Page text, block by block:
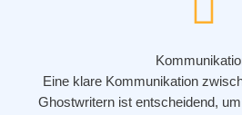
Eine klare Kommunikation
Ghostwritern ist entscheidend,